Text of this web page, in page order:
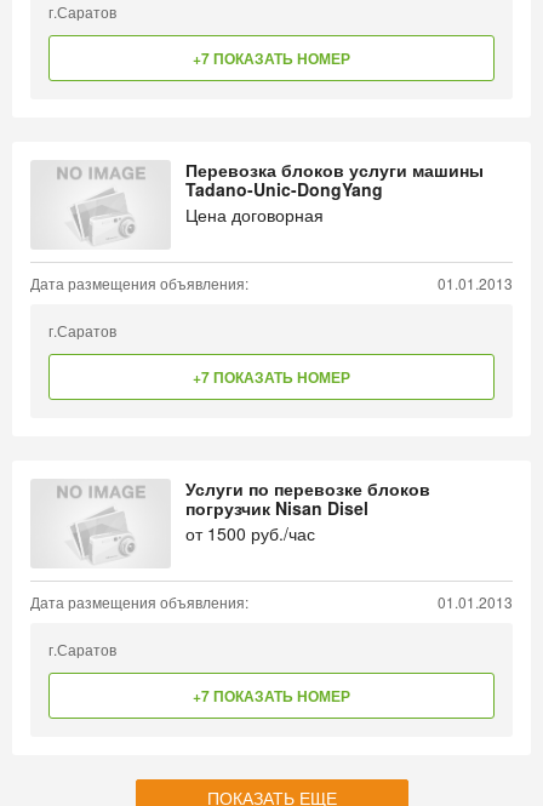
г.Саратов
+7 ПОКАЗАТЬ НОМЕР
Перевозка блоков услуги машины
Tadano-Unic-DongYang
Цена договорная
Дата размещения объявления: 01.01.2013
г.Саратов
+7 ПОКАЗАТЬ НОМЕР
Услуги по перевозке блоков
погрузчик Nisan Disel
от 1500 руб./час
Дата размещения объявления: 01.01.2013
г.Саратов
+7 ПОКАЗАТЬ НОМЕР
ПОКАЗАТЬ ЕЩЕ